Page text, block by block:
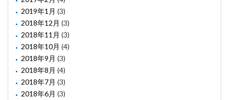
2019年1月 (3)
2018年12月 (3)
2018年11月 (3)
2018年10月 (4)
2018年9月 (3)
2018年8月 (4)
2018年7月 (3)
2018年6月 (3)